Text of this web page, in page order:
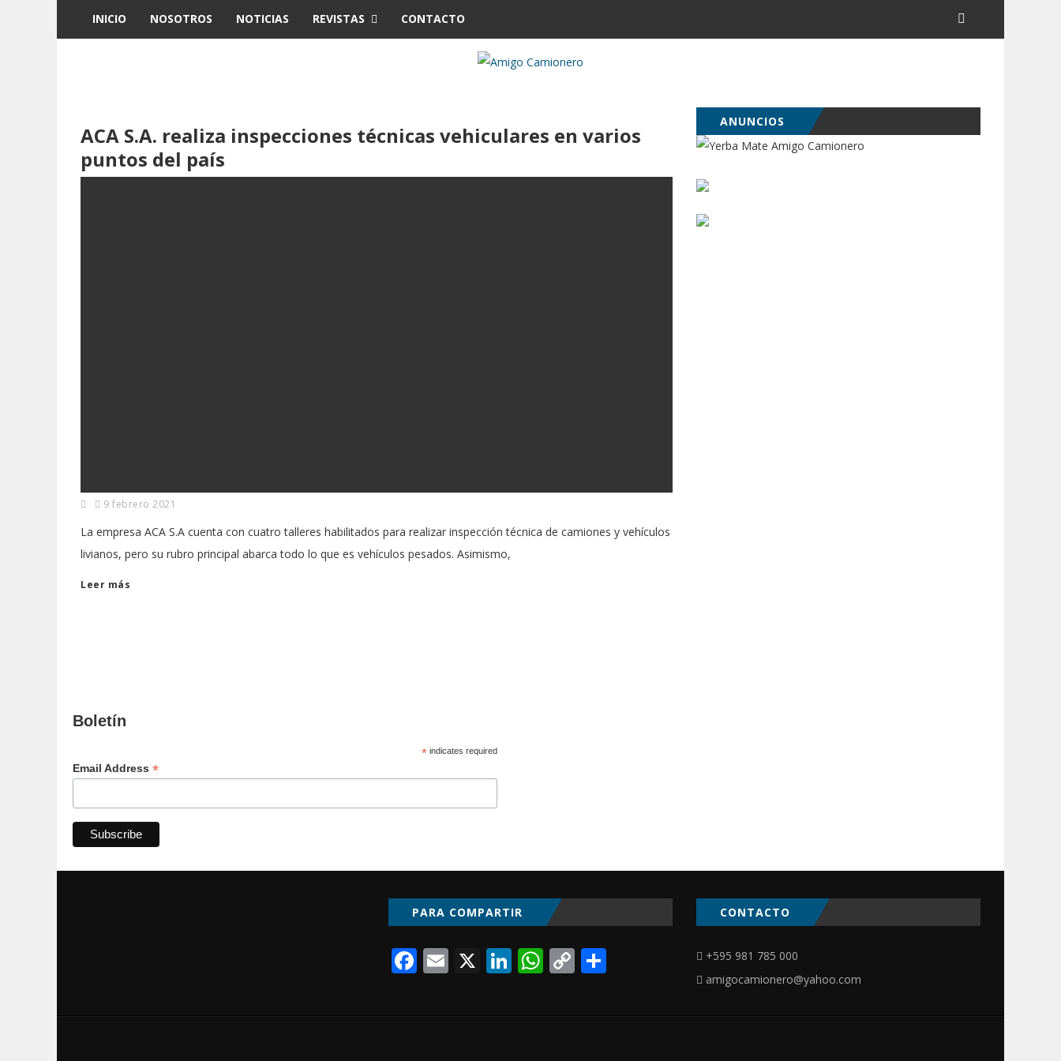
INICIO NOSOTROS NOTICIAS REVISTAS CONTACTO
ACA S.A. realiza inspecciones técnicas vehiculares en varios
puntos del país
9 febrero 2021
La empresa ACA S.A cuenta con cuatro talleres habilitados para realizar inspección técnica de camiones y vehículos
livianos, pero su rubro principal abarca todo lo que es vehículos pesados. Asimismo,
Leer más
ANUNCIOS
Boletín
*indicates required
Email Address *
PARA COMPARTIR
Facebook
Email
X LinkedIn
WhatsApp
CopyCompartir
CONTACTO
+595 981 785 000
amigocamionero@yahoo.com